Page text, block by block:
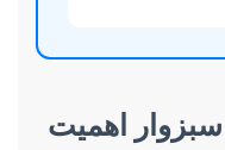
سبزوار اهمیت